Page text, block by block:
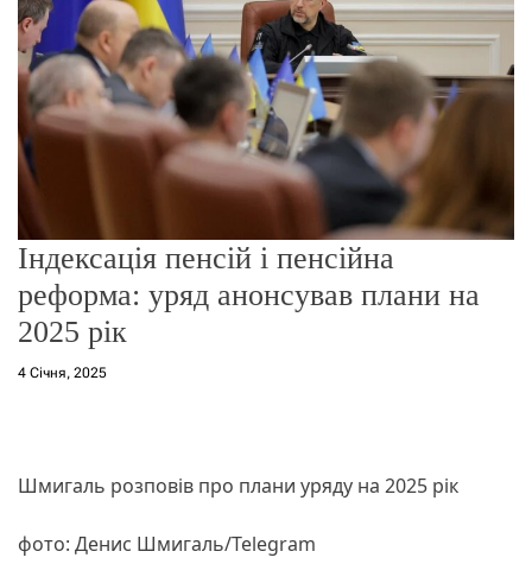
и
м
у
Індексація пенсій і пенсійна
реформа: уряд анонсував плани на
2025 рік
4 Січня, 2025
Шмигаль розповів про плани уряду на 2025 рік
фото: Денис Шмигаль/Telegram